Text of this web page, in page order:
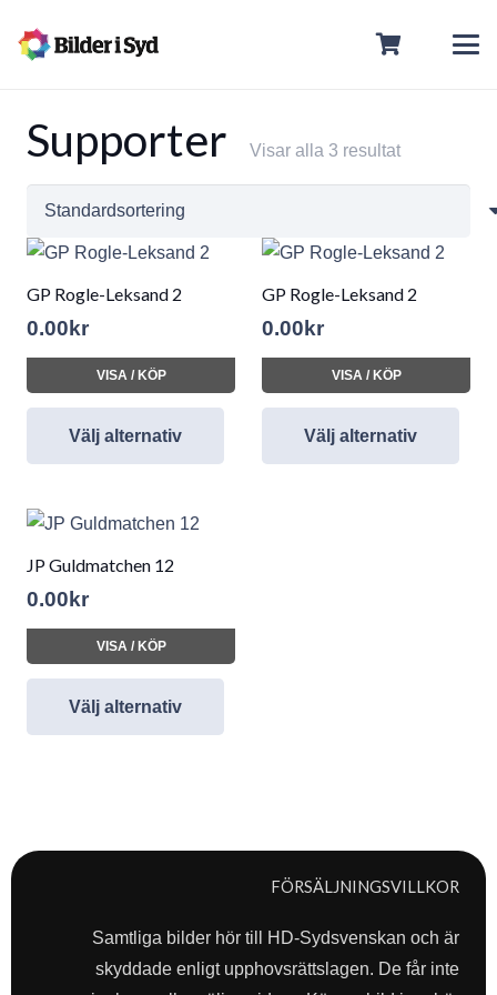
Supporter Visar alla 3 resultat
GP Rogle-Leksand 2
0.00 kr
VISA / KÖP
Välj alternativ
GP Rogle-Leksand 2
0.00 kr
VISA / KÖP
Välj alternativ
JP Guldmatchen 12
0.00 kr
VISA / KÖP
Välj alternativ
FÖRSÄLJNINGSVILLKOR
Samtliga bilder hör till HD-Sydsvenskan och är
skyddade enligt upphovsrättslagen. De får inte